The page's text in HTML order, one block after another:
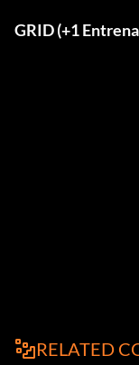
GRID (+1
RELATED